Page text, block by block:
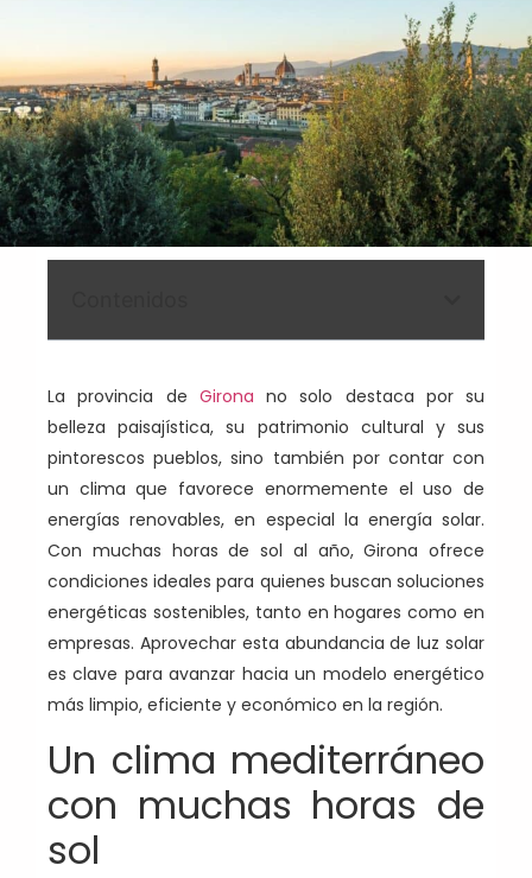
La provincia de Girona no solo destaca por su
belleza paisajística, su patrimonio cultural y sus
pintorescos pueblos, sino también por contar con
un clima que favorece enormemente el uso de
energías renovables, en especial la energía solar.
Con muchas horas de sol al año, Girona ofrece
condiciones ideales para quienes buscan soluciones
energéticas sostenibles, tanto en hogares como en
empresas. Aprovechar esta abundancia de luz solar
es clave para avanzar hacia un modelo energético
más limpio, eficiente y económico en la región.
Un clima mediterráneo
con muchas horas de
sol